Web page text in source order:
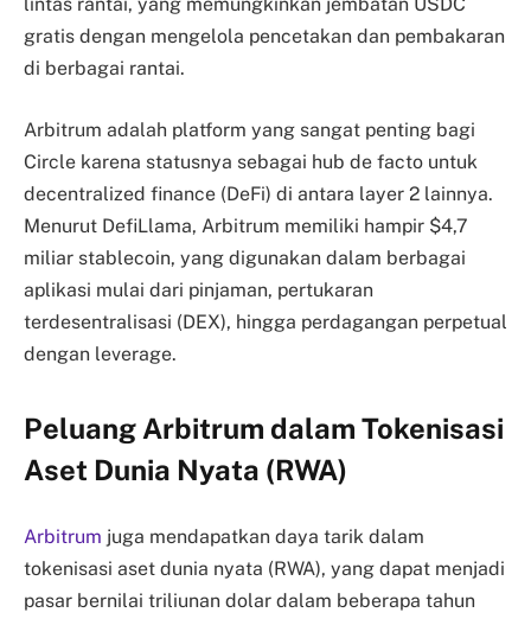
lintas rantai, yang memungkinkan jembatan USDC
gratis dengan mengelola pencetakan dan pembakaran
di berbagai rantai.
Arbitrum adalah platform yang sangat penting bagi
Circle karena statusnya sebagai hub de facto untuk
decentralized finance (DeFi) di antara layer 2 lainnya.
Menurut DefiLlama, Arbitrum memiliki hampir $4,7
miliar stablecoin, yang digunakan dalam berbagai
aplikasi mulai dari pinjaman, pertukaran
terdesentralisasi (DEX), hingga perdagangan perpetual
dengan leverage.
Peluang Arbitrum dalam Tokenisasi
Aset Dunia Nyata (RWA)
Arbitrum juga mendapatkan daya tarik dalam
tokenisasi aset dunia nyata (RWA), yang dapat menjadi
pasar bernilai triliunan dolar dalam beberapa tahun